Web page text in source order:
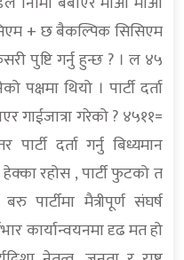
+ छ बैकल्पिक सिसिएम
पुष्टि गर्नु हुन्छ ? । ल ४५
पक्षमा थियो । पार्टी दर्ता
गाईजात्रा गरेको ? ४५११=
दर्ता गर्नु बिध्यमान
रहोस , पार्टी फुटको त
मैत्रीपूर्ण संघर्ष
कार्यान्वयनमा दृढ मत हो